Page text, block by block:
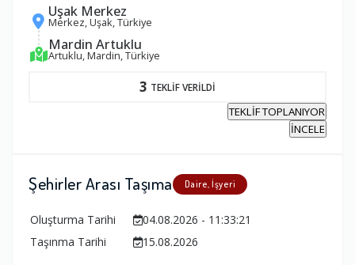
Uşak Merkez
Merkez, Uşak, Türkiye
Mardin Artuklu
Artuklu, Mardin, Türkiye
3 TEKLİF VERİLDİ
TEKLİF TOPLANIYOR
İNCELE
Şehirler Arası Taşıma Daire, İşyeri
Oluşturma Tarihi
04.08.2026 - 11:33:21
Taşınma Tarihi
15.08.2026